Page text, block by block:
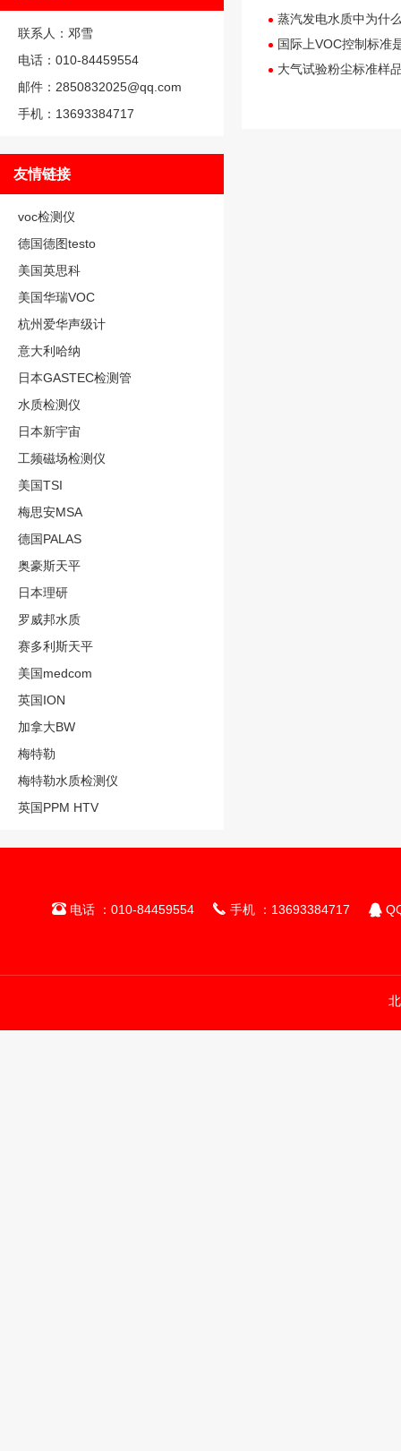
联系人：邓雪
电话：010-84459554
邮件：2850832025@qq.com
手机：13693384717
友情链接
voc检测仪
德国德图testo
美国英思科
美国华瑞VOC
杭州爱华声级计
意大利哈纳
日本GASTEC检测管
水质检测仪
日本新宇宙
工频磁场检测仪
美国TSI
梅思安MSA
德国PALAS
奥豪斯天平
日本理研
罗威邦水质
赛多利斯天平
美国medcom
英国ION
加拿大BW
梅特勒
梅特勒水质检测仪
英国PPM HTV
蒸汽发电水质中为什
国际上VOC控制标准
大气试验粉尘标准样
电话 ：010-84459554  手机 ：13693384717 